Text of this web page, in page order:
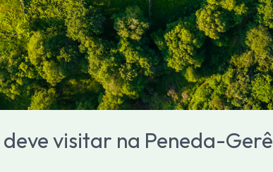
visitar na Peneda-